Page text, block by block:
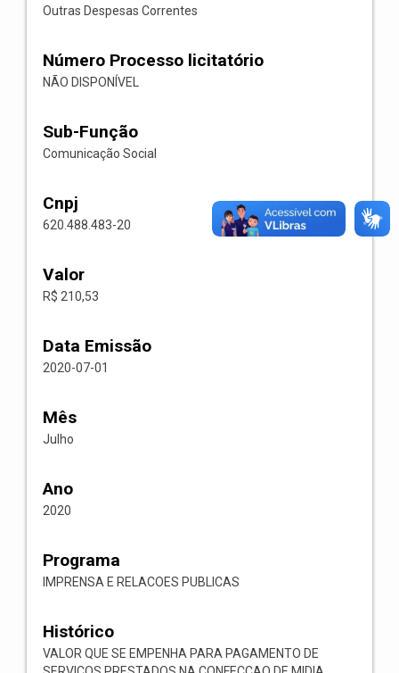
Outras Despesas Correntes
Número Processo licitatório
NÃO DISPONÍVEL
Sub-Função
Comunicação Social
Cnpj
620.488.483-20
Valor
R$ 210,53
Data Emissão
2020-07-01
Mês
Julho
Ano
2020
Programa
IMPRENSA E RELACOES PUBLICAS
Histórico
VALOR QUE SE EMPENHA PARA PAGAMENTO DE